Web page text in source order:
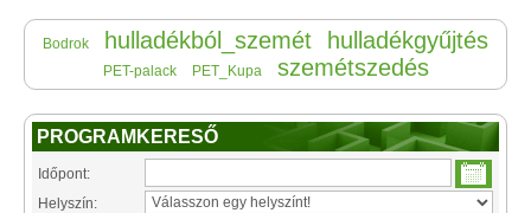
Bodrok hulladékból_szemét hulladékgyűjtés
PET-palack PET_Kupa szemétszedés
PROGRAMKERESŐ
Időpont:
Helyszín: